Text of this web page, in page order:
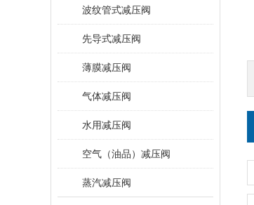
波纹管式减压阀
先导式减压阀
薄膜减压阀
气体减压阀
水用减压阀
空气（油品）减压阀
蒸汽减压阀